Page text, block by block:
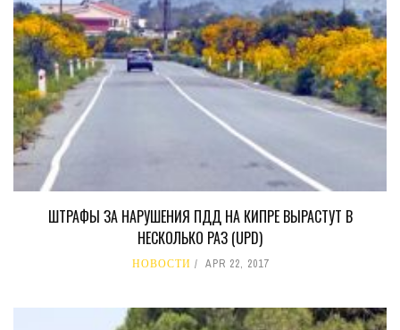
ШТРАФЫ ЗА НАРУШЕНИЯ ПДД НА КИПРЕ ВЫРАСТУТ В
НЕСКОЛЬКО РАЗ (UPD)
НОВОСТИ APR 22, 2017